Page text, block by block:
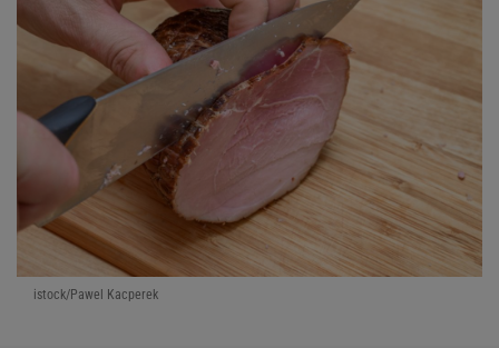
istock/Pawel Kacperek